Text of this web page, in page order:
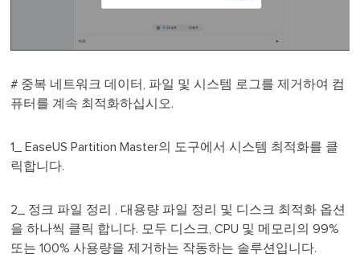
# 중복 네트워크 데이터, 파일 및 시스템 로그를 제거하여 컴
퓨터를 계속 최적화하십시오.
1_ EaseUS Partition Master의 도구에서 시스템 최적화를 클
릭합니다.
2_ 정크 파일 정리 , 대용량 파일 정리 및 디스크 최적화 옵션
을 하나씩 클릭 합니다. 모두 디스크, CPU 및 메모리의 99%
또는 100% 사용량을 제거하는 작동하는 솔루션입니다.